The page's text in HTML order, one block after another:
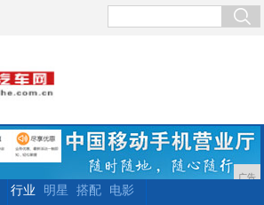
广告
行业 明星 搭配
电影